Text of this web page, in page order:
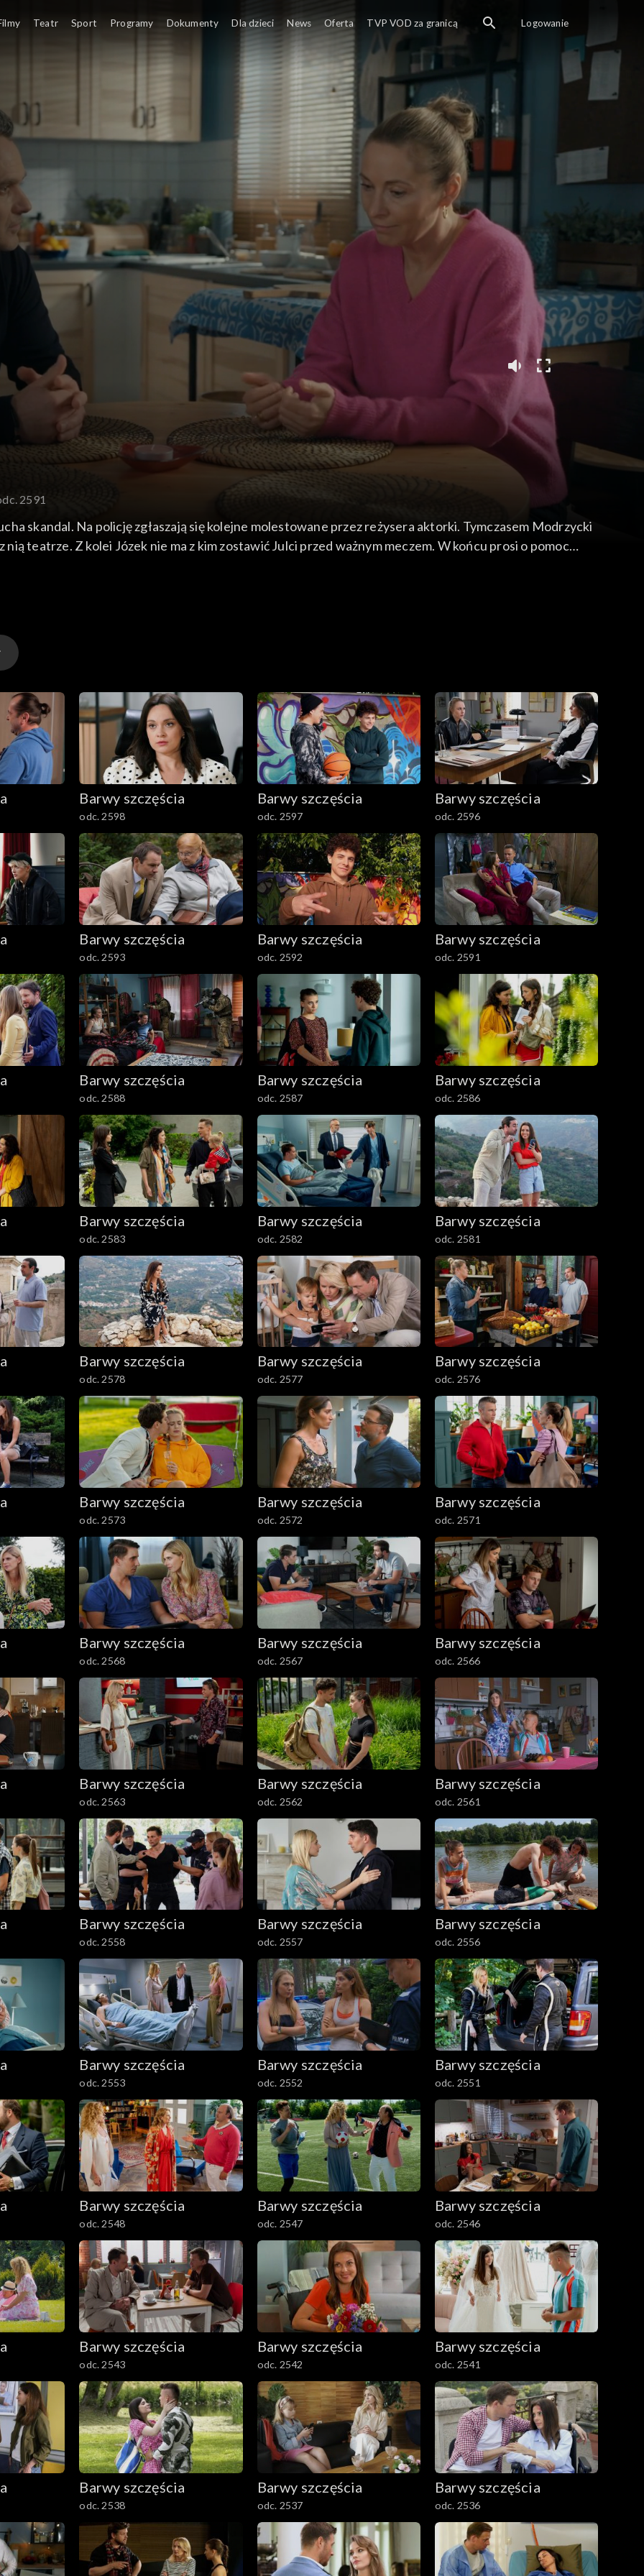
2591
skandal. Na policję zgłaszają się kolejne molestowane przez reżysera aktorki. Tymczasem Modrzycki
teatrze. Z kolei Józek nie ma z kim zostawić Julci przed ważnym meczem. W końcu prosi o pomoc
musi rozstać się z Hubą, bo psiak wraca do pana Wacławika. A Umińska zdaje sobie sprawę, jak bardzo
Barwy szczęścia
odc. 2598
Barwy szczęścia
odc. 2597
Barwy szczęścia
odc. 2596
Barwy szczęścia
odc. 2593
Barwy szczęścia
odc. 2592
Barwy szczęścia
odc. 2591
Barwy szczęścia
odc. 2588
Barwy szczęścia
odc. 2587
Barwy szczęścia
odc. 2586
Barwy szczęścia
odc. 2583
Barwy szczęścia
odc. 2582
Barwy szczęścia
odc. 2581
Barwy szczęścia
odc. 2578
Barwy szczęścia
odc. 2577
Barwy szczęścia
odc. 2576
Barwy szczęścia
odc. 2573
Barwy szczęścia
odc. 2572
Barwy szczęścia
odc. 2571
Barwy szczęścia
odc. 2568
Barwy szczęścia
odc. 2567
Barwy szczęścia
odc. 2566
Barwy szczęścia
odc. 2563
Barwy szczęścia
odc. 2562
Barwy szczęścia
odc. 2561
Barwy szczęścia
odc. 2558
Barwy szczęścia
odc. 2557
Barwy szczęścia
odc. 2556
Barwy szczęścia
odc. 2553
Barwy szczęścia
odc. 2552
Barwy szczęścia
odc. 2551
Barwy szczęścia
odc. 2548
Barwy szczęścia
odc. 2547
Barwy szczęścia
odc. 2546
Barwy szczęścia
odc. 2543
Barwy szczęścia
odc. 2542
Barwy szczęścia
odc. 2541
Barwy szczęścia
odc. 2538
Barwy szczęścia
odc. 2537
Barwy szczęścia
odc. 2536
Teatr Sport Programy Dokumenty Dla dzieci News Oferta TVP VOD za granicą Logowanie